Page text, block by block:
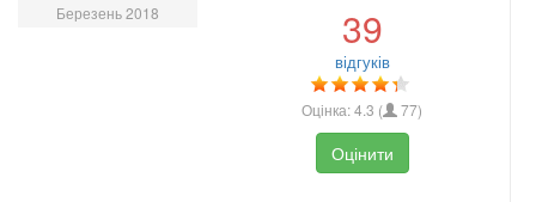
Березень 2018 39
відгуків
Оцінка:4.3 ( 77)
Оцінити